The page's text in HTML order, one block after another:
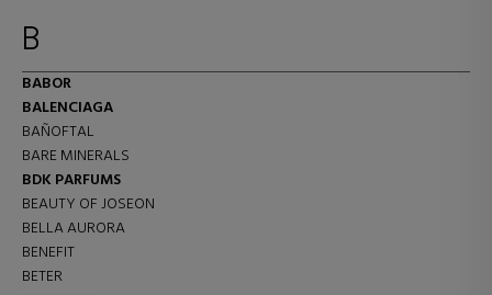
B
BABOR
BALENCIAGA
BAÑOFTAL
BARE MINERALS
BDK PARFUMS
BEAUTY OF JOSEON
BELLA AURORA
BENEFIT
BETER